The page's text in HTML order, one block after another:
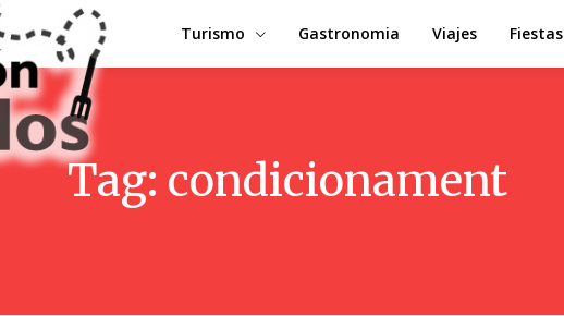
Turismo Gastronomia Viajes Fiestas
Tag: condicionament